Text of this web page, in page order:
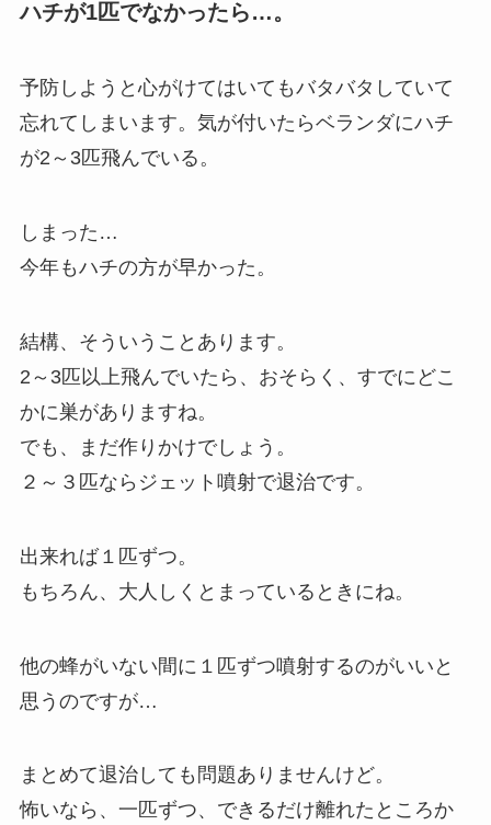
ハチが1匹でなかったら…。
予防しようと心がけてはいてもバタバタしていて
忘れてしまいます。気が付いたらベランダにハチ
が2～3匹飛んでいる。
しまった…
今年もハチの方が早かった。
結構、そういうことあります。
2～3匹以上飛んでいたら、おそらく、すでにどこ
かに巣がありますね。
でも、まだ作りかけでしょう。
２～３匹ならジェット噴射で退治です。
出来れば１匹ずつ。
もちろん、大人しくとまっているときにね。
他の蜂がいない間に１匹ずつ噴射するのがいいと
思うのですが…
まとめて退治しても問題ありませんけど。
怖いなら、一匹ずつ、できるだけ離れたところか